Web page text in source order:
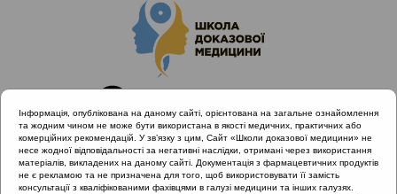
Інформація, опублікована на даному сайті, орієнтована на загальне ознайомлення
та жодним чином не може бути використана в якості медичних, практичних або
комерційних рекомендацій. У зв’язку з цим, Сайт «Школи доказової медицини» не
несе жодної відповідальності за негативні наслідки, отримані через використання
матеріалів, викладених на даному сайті. Документація з фармацевтичних продуктів
не є рекламою та не призначена для того, щоб використовувати її замість
консультації з кваліфікованими фахівцями в галузі медицини та інших галузях.